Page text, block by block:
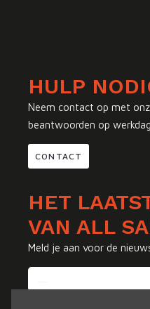
HULP
Neem contact op met
beantwoorden op
CONTACT
HET
VAN ALL
Meld je aan voor de